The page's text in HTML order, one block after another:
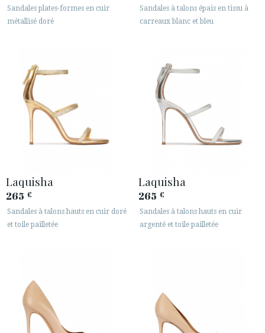
Sandales plates-formes en cuir
métallisé doré
Sandales à talons épais en tissu à
carreaux blanc et bleu
Laquisha
265 €
Sandales à talons hauts en cuir doré
et toile pailletée
Laquisha
265 €
Sandales à talons hauts en cuir
argenté et toile pailletée